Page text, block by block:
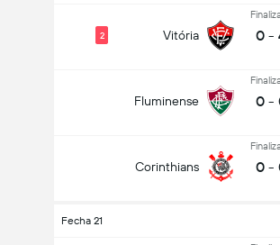
Vitória
2 0 -
Fluminense 0 -
Corinthians 0 -
Fecha 21